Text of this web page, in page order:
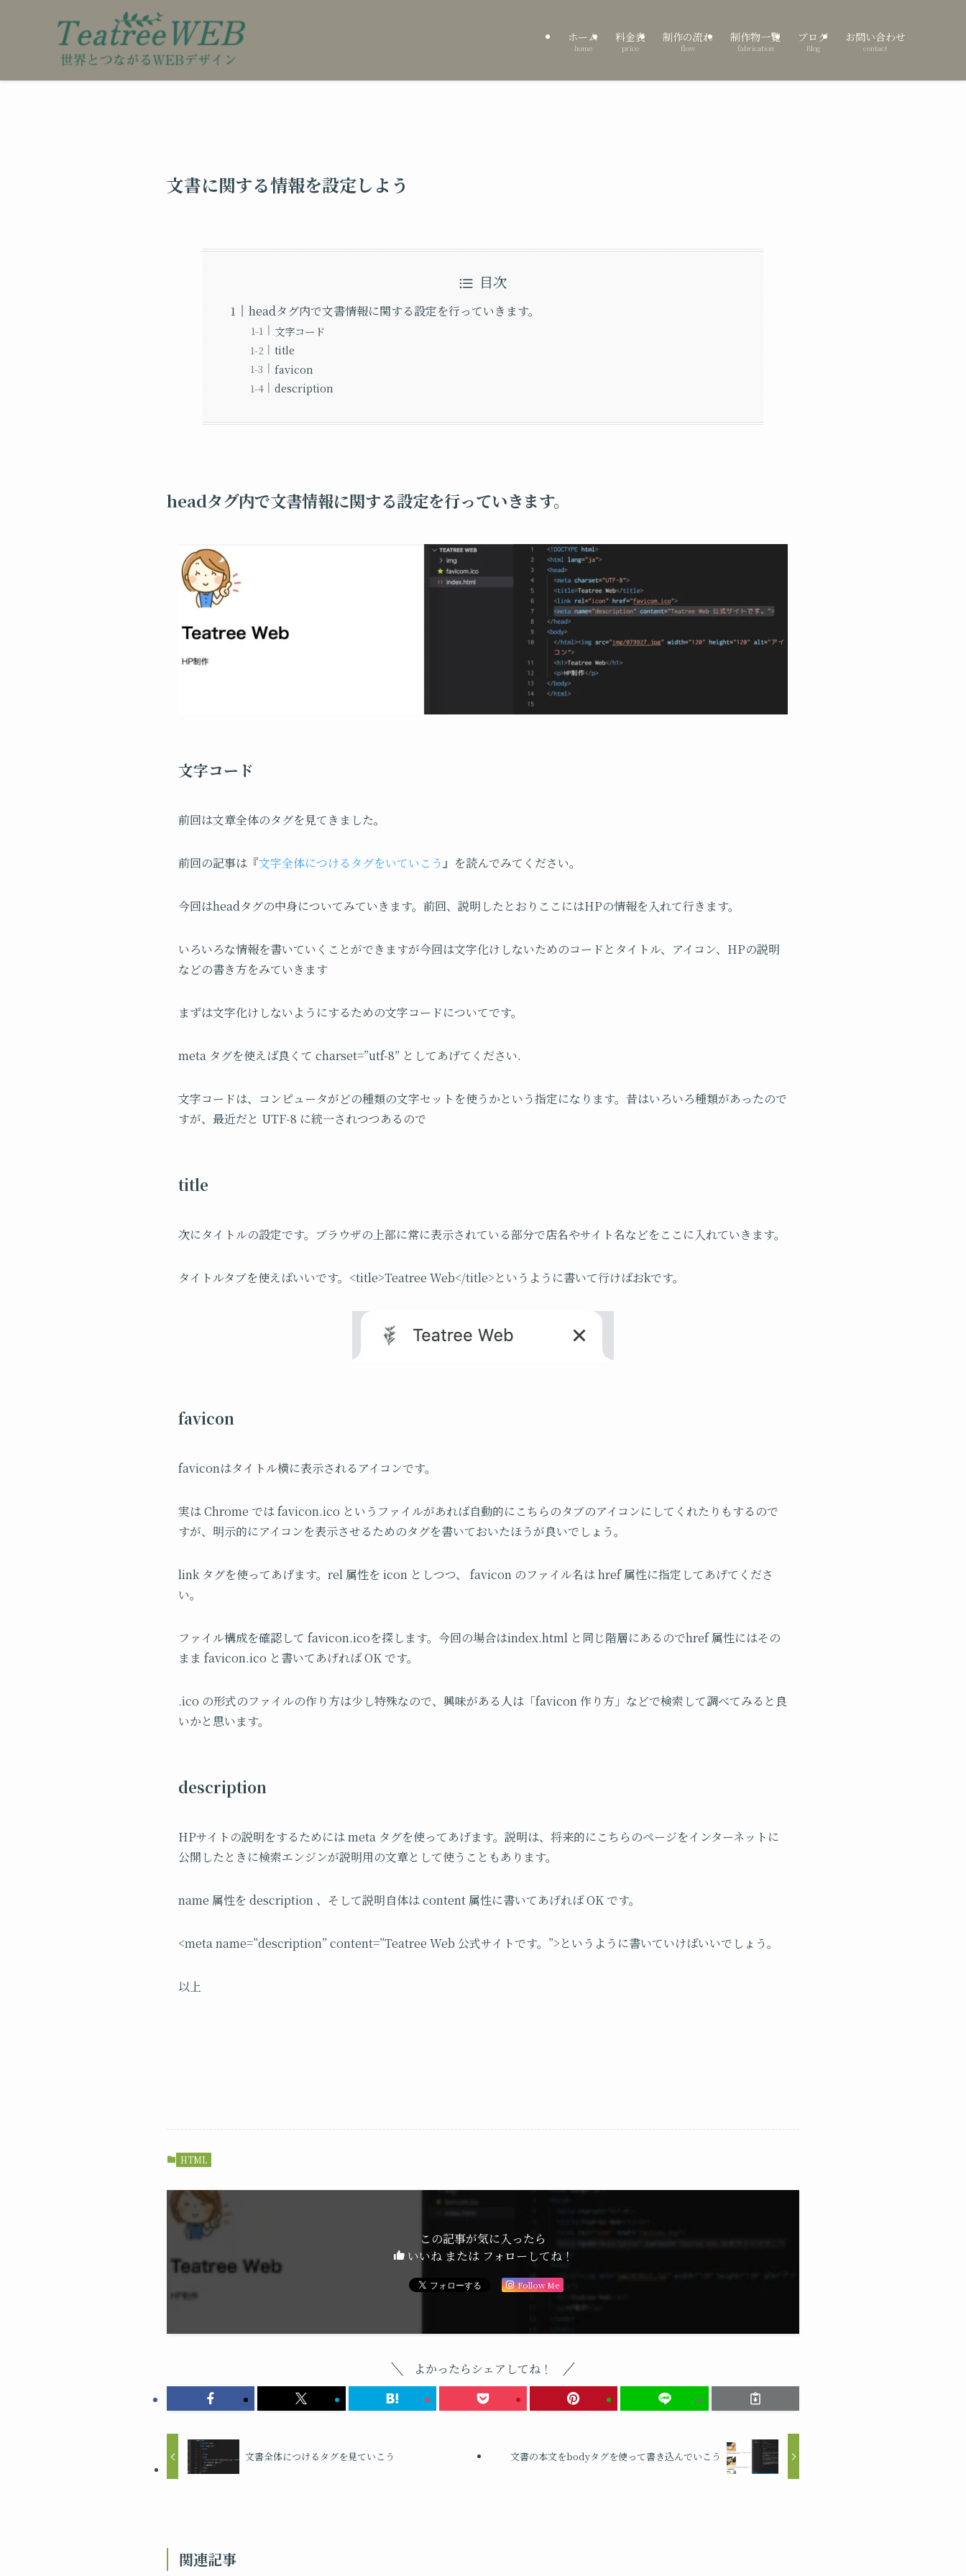
ホーム
home
料金表
price
制作の流れ
flow
制作物一覧
fabrication
ブログ
Blog
お問い合わせ
contact
文書に関する情報を設定しよう
目次
headタグ内で文書情報に関する設定を行っていきます。
文字コード
title
favicon
description
headタグ内で文書情報に関する設定を行っていきます。
文字コード
前回は文章全体のタグを見てきました。
前回の記事は『文字全体につけるタグをいていこう』を読んでみてください。
今回はheadタグの中身についてみていきます。前回、説明したとおりここにはHPの情報を入れて行きます。
いろいろな情報を書いていくことができますが今回は文字化けしないためのコードとタイトル、アイコン、HPの説明
などの書き方をみていきます
まずは文字化けしないようにするための文字コードについてです。
meta タグを使えば良くて charset=”utf-8″ としてあげてください.
文字コードは、コンピュータがどの種類の文字セットを使うかという指定になります。昔はいろいろ種類があったので
すが、最近だと UTF-8 に統一されつつあるので
title
次にタイトルの設定です。ブラウザの上部に常に表示されている部分で店名やサイト名などをここに入れていきます。
タイトルタブを使えばいいです。<title>Teatree Web</title>というように書いて行けばおkです。
favicon
faviconはタイトル横に表示されるアイコンです。
実は Chrome では favicon.ico というファイルがあれば自動的にこちらのタブのアイコンにしてくれたりもするので
すが、明示的にアイコンを表示させるためのタグを書いておいたほうが良いでしょう。
link タグを使ってあげます。rel 属性を icon としつつ、 favicon のファイル名は href 属性に指定してあげてくださ
い。
ファイル構成を確認して favicon.icoを探します。今回の場合はindex.html と同じ階層にあるのでhref 属性にはその
まま favicon.ico と書いてあげれば OK です。
.ico の形式のファイルの作り方は少し特殊なので、興味がある人は「favicon 作り方」などで検索して調べてみると良
いかと思います。
description
HPサイトの説明をするためには meta タグを使ってあげます。説明は、将来的にこちらのページをインターネットに
公開したときに検索エンジンが説明用の文章として使うこともあります。
name 属性を description 、そして説明自体は content 属性に書いてあげれば OK です。
<meta name=”description” content=”Teatree Web 公式サイトです。”>というように書いていけばいいでしょう。
以上
HTML
この記事が気に入ったら
いいね または フォローしてね！
Follow Me
よかったらシェアしてね！
文書全体につけるタグを見ていこう 文書の本文をbodyタグを使って書き込んでいこう
関連記事